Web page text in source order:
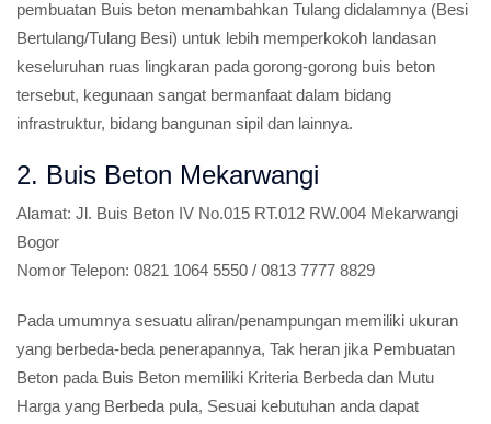
pembuatan Buis beton menambahkan Tulang didalamnya (Besi
Bertulang/Tulang Besi) untuk lebih memperkokoh landasan
keseluruhan ruas lingkaran pada gorong-gorong buis beton
tersebut, kegunaan sangat bermanfaat dalam bidang
infrastruktur, bidang bangunan sipil dan lainnya.
2. Buis Beton Mekarwangi
Alamat: Jl. Buis Beton IV No.015 RT.012 RW.004 Mekarwangi
Bogor
Nomor Telepon: 0821 1064 5550 / 0813 7777 8829
Pada umumnya sesuatu aliran/penampungan memiliki ukuran
yang berbeda-beda penerapannya, Tak heran jika Pembuatan
Beton pada Buis Beton memiliki Kriteria Berbeda dan Mutu
Harga yang Berbeda pula, Sesuai kebutuhan anda dapat